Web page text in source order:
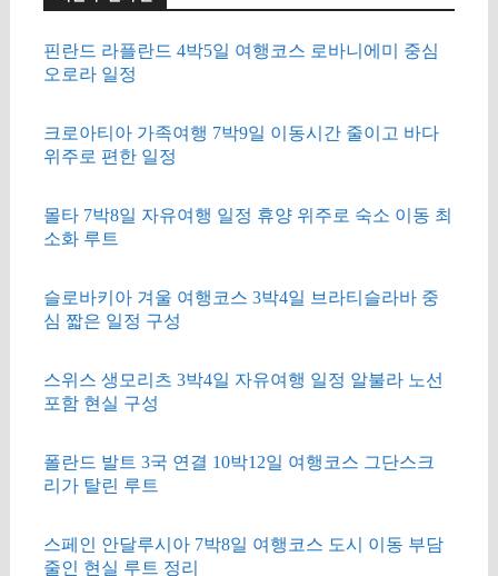
핀란드 라플란드 4박5일 여행코스 로바니에미 중심
오로라 일정
크로아티아 가족여행 7박9일 이동시간 줄이고 바다
위주로 편한 일정
몰타 7박8일 자유여행 일정 휴양 위주로 숙소 이동 최
소화 루트
슬로바키아 겨울 여행코스 3박4일 브라티슬라바 중
심 짧은 일정 구성
스위스 생모리츠 3박4일 자유여행 일정 알불라 노선
포함 현실 구성
폴란드 발트 3국 연결 10박12일 여행코스 그단스크
리가 탈린 루트
스페인 안달루시아 7박8일 여행코스 도시 이동 부담
줄인 현실 루트 정리